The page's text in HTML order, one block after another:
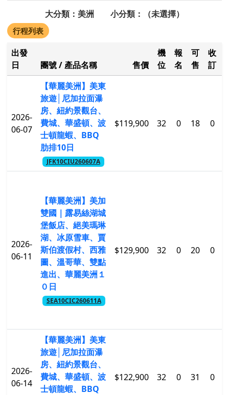
大分類：美洲 小分類：（未選擇）
行程列表
出發
日
團號 / 產品名稱 售價
機
位
報
名
可
售
收
訂
2026-
06-07
【華麗美洲】美東
旅遊│尼加拉面瀑
房、紐約景觀台、
費城、華盛頓、波
士頓龍蝦、BBQ
肋排10日
JFK10CIU260607A
$119,900 32 0 18 0
2026-
06-11
【華麗美洲】美加
雙國｜露易絲湖城
堡飯店、絕美瑪琳
湖、冰原雪車、賈
斯伯渡假村、西雅
圖、溫哥華、雙點
進出、華麗美洲１
０日
SEA10CIC260611A
$129,900 32 0 20 0
2026-
06-14
【華麗美洲】美東
旅遊│尼加拉面瀑
房、紐約景觀台、
費城、華盛頓、波
士頓龍蝦、BBQ
$122,900 32 0 31 0